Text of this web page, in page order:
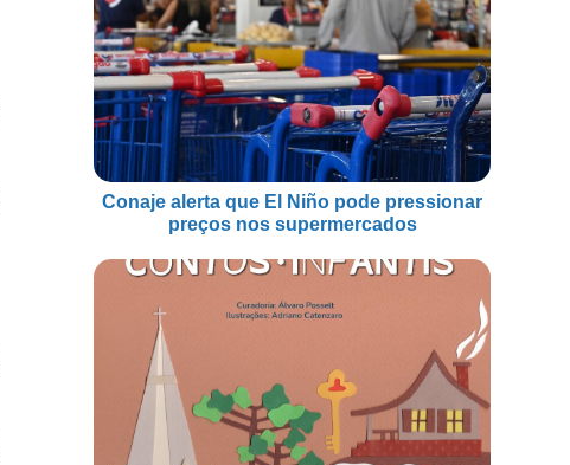
Conaje alerta que El Niño pode pressionar
preços nos supermercados